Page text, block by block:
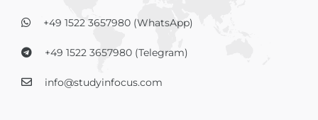
+49 1522 3657980 (WhatsApp)
+49 1522 3657980 (Telegram)
info@studyinfocus.com